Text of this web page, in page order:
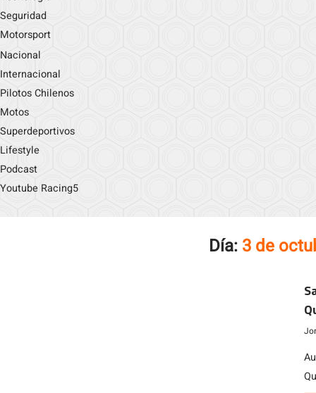
Seguridad
Motorsport
Nacional
Internacional
Pilotos Chilenos
Motos
Superdeportivos
Lifestyle
Podcast
Youtube Racing5
Día: 3 de